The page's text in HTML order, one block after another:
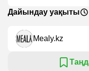
Дайындау уақыты
Mealy.kz